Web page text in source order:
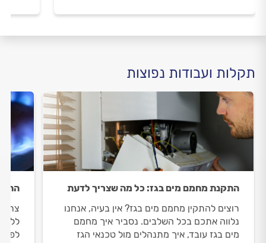
תקלות ועבודות נפוצות
התקנת מחמם מים בגז: כל מה שצריך לדעת
רוצים להתקין מחמם מים בגז? אין בעיה, אנחנו
נלווה אתכם בכל השלבים. נסביר איך מחמם
מים בגז עובד, איך מתנהלים מול טכנאי הגז